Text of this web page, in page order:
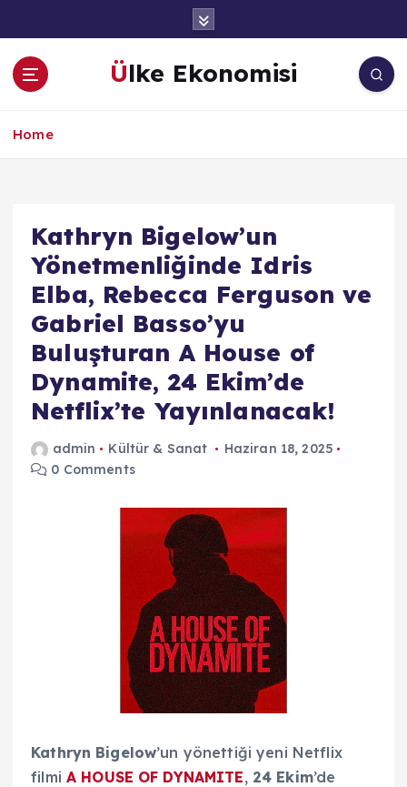
a
Ülke Ekonomisi
Home
Kathryn Bigelow’un
Yönetmenliğinde Idris
Elba, Rebecca Ferguson ve
Gabriel Basso’yu
Buluşturan A House of
Dynamite, 24 Ekim’de
Netflix’te Yayınlanacak!
admin Kültür & Sanat
Haziran 18, 2025
0 Comments
Kathryn Bigelow’un yönettiği yeni Netflix
filmi A HOUSE OF DYNAMITE, 24 Ekim’de